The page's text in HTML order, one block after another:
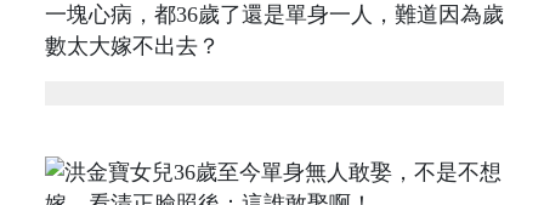
一塊心病，都36歲了還是單身一人，難道因為歲
數太大嫁不出去？